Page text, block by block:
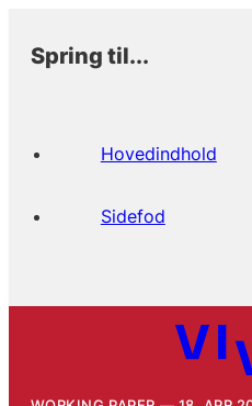
Spring til...
Hovedindhold
Sidefod